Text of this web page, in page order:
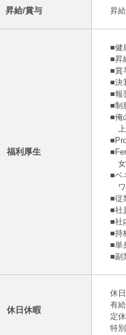
昇給/賞与 昇
福利厚生
■健
■昇
■賞
■決
■報
■制
■俺
上
女
■ベ
ワ
■従
■社
■社
■持
■単
■副
休日休暇
休
有
定
特